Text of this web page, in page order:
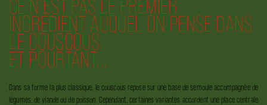
CE N’EST PAS LE PREMIER
INGRÉDIENT AUQUEL ON PENSE DANS
LE COUSCOUS.
ET POURTANT…
Dans sa forme la plus classique, le couscous repose sur une base de semoule accompagnée de
légumes, de viande ou de poisson. Cependant, certaines variantes accordent une place centrale